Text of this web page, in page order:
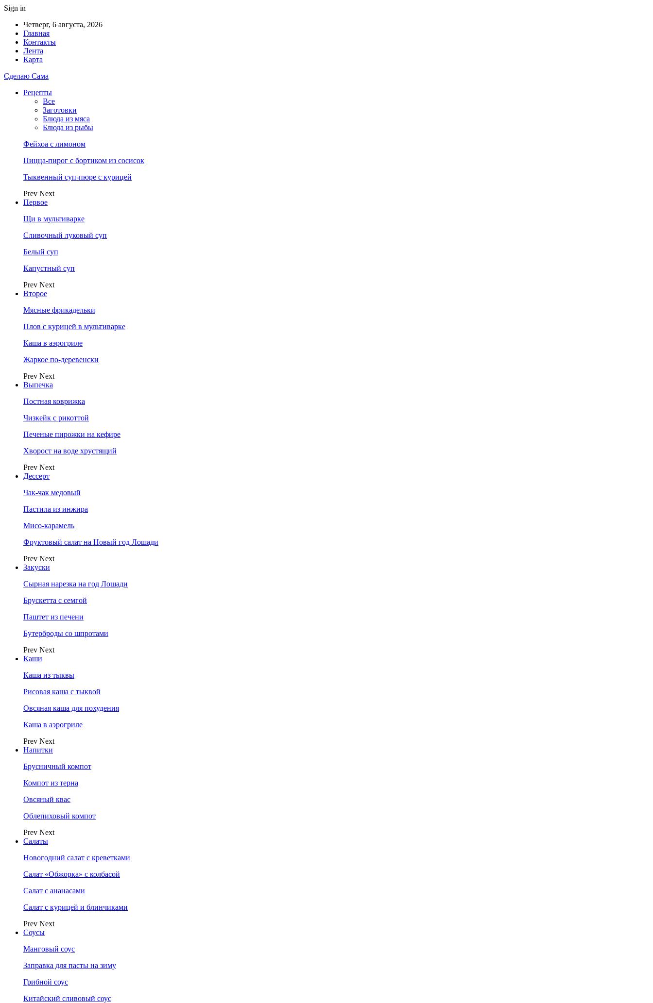
Sign in
Четверг, 6 августа, 2026
Главная
Контакты
Лента
Карта
Сделаю Сама
Рецепты
Все
Заготовки
Блюда из мяса
Блюда из рыбы
Фейхоа с лимоном
Пицца-пирог с бортиком из сосисок
Тыквенный суп-пюре с курицей
Prev Next
Первое
Щи в мультиварке
Сливочный луковый суп
Белый суп
Капустный суп
Prev Next
Второе
Мясные фрикадельки
Плов с курицей в мультиварке
Каша в аэрогриле
Жаркое по-деревенски
Prev Next
Выпечка
Постная коврижка
Чизкейк с рикоттой
Печеные пирожки на кефире
Хворост на воде хрустящий
Prev Next
Дессерт
Чак-чак медовый
Пастила из инжира
Мисо-карамель
Фруктовый салат на Новый год Лошади
Prev Next
Закуски
Сырная нарезка на год Лошади
Брускетта с семгой
Паштет из печени
Бутерброды со шпротами
Prev Next
Каши
Каша из тыквы
Рисовая каша с тыквой
Овсяная каша для похудения
Каша в аэрогриле
Prev Next
Напитки
Брусничный компот
Компот из терна
Овсяный квас
Облепиховый компот
Prev Next
Салаты
Новогодний салат с креветками
Салат «Обжорка» с колбасой
Салат с ананасами
Салат с курицей и блинчиками
Prev Next
Соусы
Манговый соус
Заправка для пасты на зиму
Грибной соус
Китайский сливовый соус